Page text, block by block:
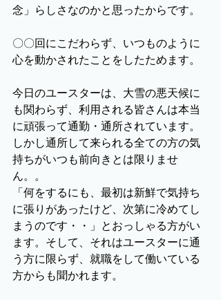
念」らしさなのかと思ったからです。
〇〇回にこだわらず、いつものように
心を動かされたことをしたためます。
今日のユースターは、大雪の悪天候に
も関わらず、利用される皆さんは本当
に頑張って通勤・通所されています。
しかし通所して来られる全ての方の気
持ちがいつも前向きとは限りませ
ん。。
「何をするにも、最初は新鮮で気持ち
に張りがあったけど、次第に冷めてし
まうのです・・」とおっしゃる方がい
ます。そして、それはユースターに通
う方に限らず、就職をして働いている
方からも聞かれます。